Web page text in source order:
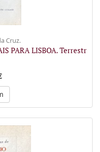
Cruz.
PARA LISBOA. Terrestr